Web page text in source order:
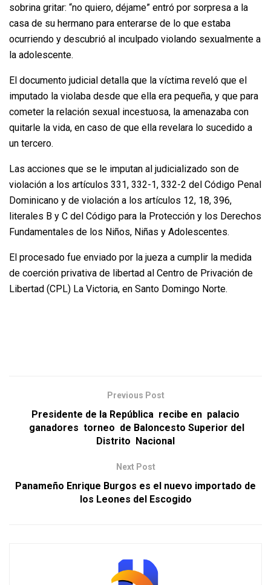
sobrina gritar: “no quiero, déjame” entró por sorpresa a la
casa de su hermano para enterarse de lo que estaba
ocurriendo y descubrió al inculpado violando sexualmente a
la adolescente.
El documento judicial detalla que la víctima reveló que el
imputado la violaba desde que ella era pequeña, y que para
cometer la relación sexual incestuosa, la amenazaba con
quitarle la vida, en caso de que ella revelara lo sucedido a
un tercero.
Las acciones que se le imputan al judicializado son de
violación a los artículos 331, 332-1, 332-2 del Código Penal
Dominicano y de violación a los artículos 12, 18, 396,
literales B y C del Código para la Protección y los Derechos
Fundamentales de los Niños, Niñas y Adolescentes.
El procesado fue enviado por la jueza a cumplir la medida
de coerción privativa de libertad al Centro de Privación de
Libertad (CPL) La Victoria, en Santo Domingo Norte.
Previous Post
Presidente de la República recibe en palacio
ganadores torneo de Baloncesto Superior del
Distrito Nacional
Next Post
Panameño Enrique Burgos es el nuevo importado de
los Leones del Escogido